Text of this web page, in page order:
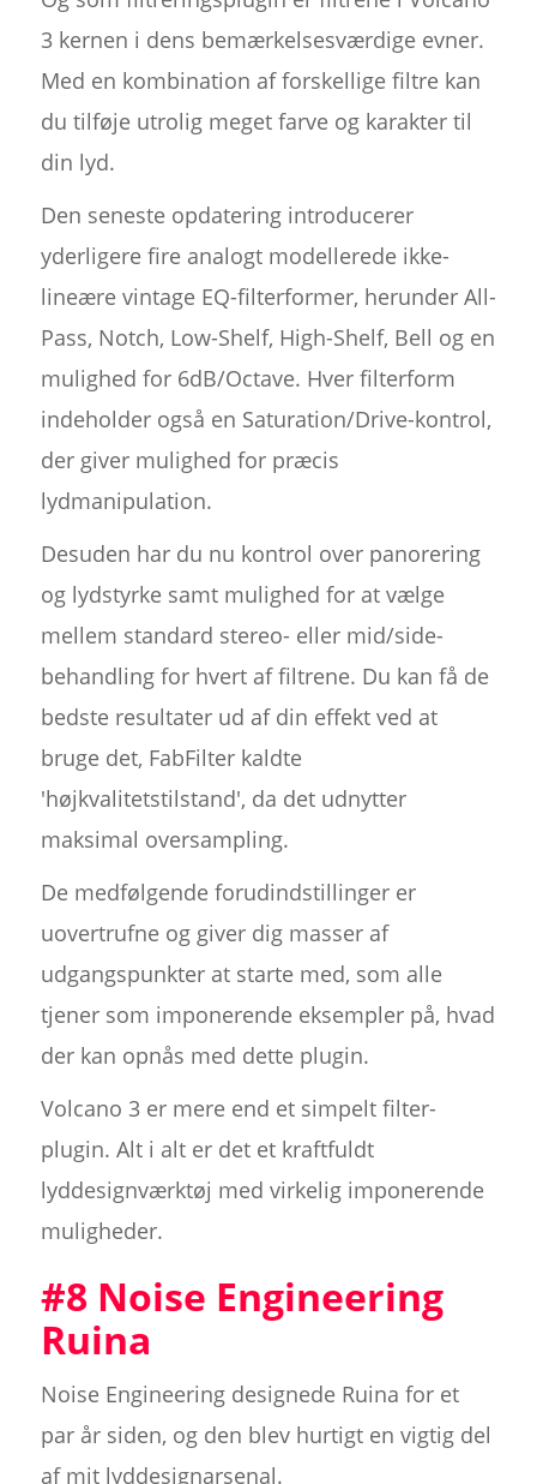
3 kernen i dens bemærkelsesværdige evner.
Med en kombination af forskellige filtre kan
du tilføje utrolig meget farve og karakter til
din lyd.
Den seneste opdatering introducerer
yderligere fire analogt modellerede ikke-
lineære vintage EQ-filterformer, herunder All-
Pass, Notch, Low-Shelf, High-Shelf, Bell og en
mulighed for 6dB/Octave. Hver filterform
indeholder også en Saturation/Drive-kontrol,
der giver mulighed for præcis
lydmanipulation.
Desuden har du nu kontrol over panorering
og lydstyrke samt mulighed for at vælge
mellem standard stereo- eller mid/side-
behandling for hvert af filtrene. Du kan få de
bedste resultater ud af din effekt ved at
bruge det, FabFilter kaldte
'højkvalitetstilstand', da det udnytter
maksimal oversampling.
De medfølgende forudindstillinger er
uovertrufne og giver dig masser af
udgangspunkter at starte med, som alle
tjener som imponerende eksempler på, hvad
der kan opnås med dette plugin.
Volcano 3 er mere end et simpelt filter-
plugin. Alt i alt er det et kraftfuldt
lyddesignværktøj med virkelig imponerende
muligheder.
#8 Noise Engineering
Ruina
Noise Engineering designede Ruina for et
par år siden, og den blev hurtigt en vigtig del
af mit lyddesignarsenal.